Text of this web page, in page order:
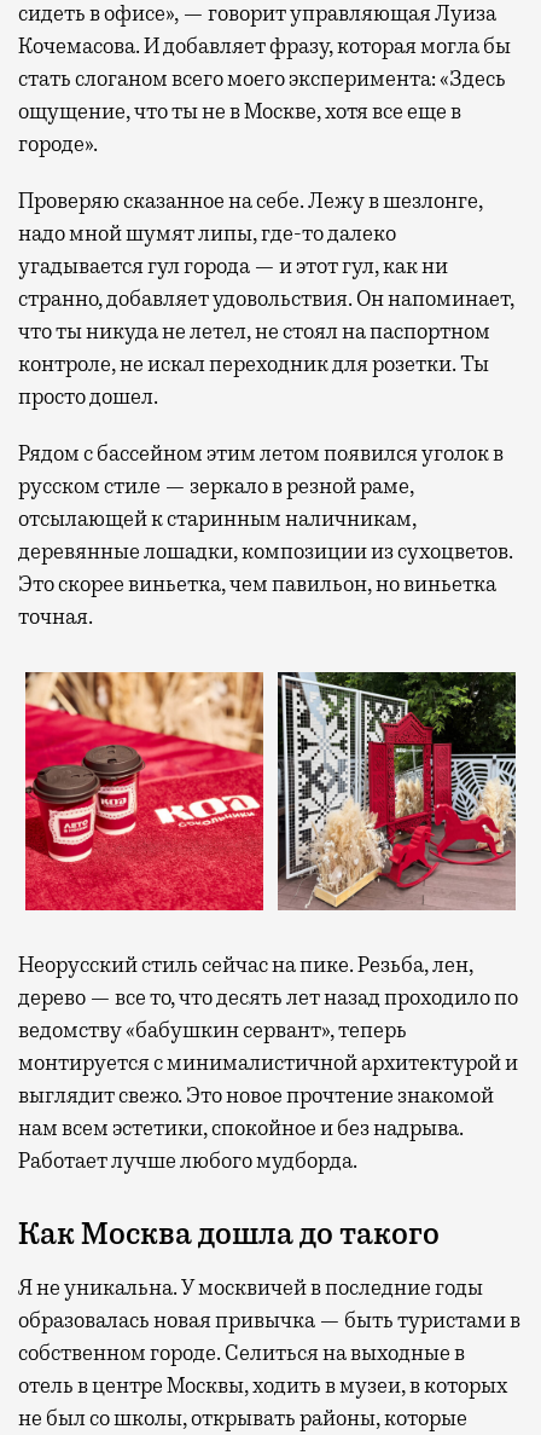
сидеть в офисе», — говорит управляющая Луиза
Кочемасова. И добавляет фразу, которая могла бы
стать слоганом всего моего эксперимента: «Здесь
ощущение, что ты не в Москве, хотя все еще в
городе».
Проверяю сказанное на себе. Лежу в шезлонге,
надо мной шумят липы, где-то далеко
угадывается гул города — и этот гул, как ни
странно, добавляет удовольствия. Он напоминает,
что ты никуда не летел, не стоял на паспортном
контроле, не искал переходник для розетки. Ты
просто дошел.
Рядом с бассейном этим летом появился уголок в
русском стиле — зеркало в резной раме,
отсылающей к старинным наличникам,
деревянные лошадки, композиции из сухоцветов.
Это скорее виньетка, чем павильон, но виньетка
точная.
Неорусский стиль сейчас на пике. Резьба, лен,
дерево — все то, что десять лет назад проходило по
ведомству «бабушкин сервант», теперь
монтируется с минималистичной архитектурой и
выглядит свежо. Это новое прочтение знакомой
нам всем эстетики, спокойное и без надрыва.
Работает лучше любого мудборда.
Как Москва дошла до такого
Я не уникальна. У москвичей в последние годы
образовалась новая привычка — быть туристами в
собственном городе. Селиться на выходные в
отель в центре Москвы, ходить в музеи, в которых
не был со школы, открывать районы, которые